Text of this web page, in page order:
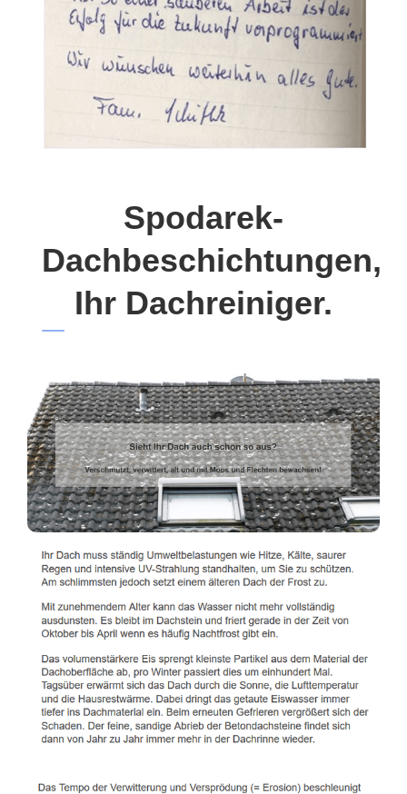
Spodarek-
Dachbeschichtungen,
Ihr Dachreiniger.